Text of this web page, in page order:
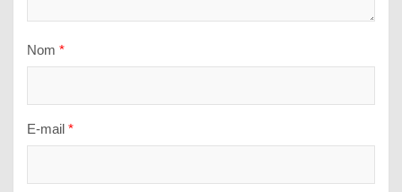
Nom *
E-mail *